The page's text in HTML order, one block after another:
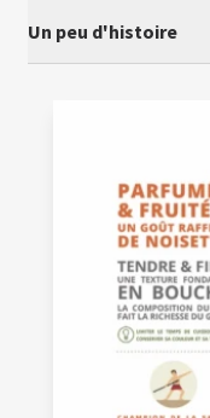
Un peu d'histoire